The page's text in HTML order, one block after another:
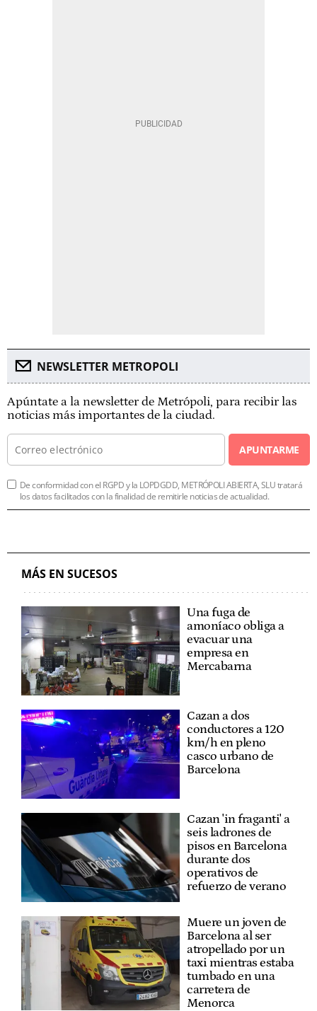
NEWSLETTER METROPOLI
Apúntate a la newsletter de Metrópoli, para recibir las
noticias más importantes de la ciudad.
APUNTARME
De conformidad con el RGPD y la LOPDGDD, METRÓPOLI ABIERTA, SLU tratará
los datos facilitados con la finalidad de remitirle noticias de actualidad.
MÁS EN SUCESOS
Una fuga de
amoníaco obliga a
evacuar una
empresa en
Mercabarna
Cazan a dos
conductores a 120
km/h en pleno
casco urbano de
Barcelona
Cazan 'in fraganti' a
seis ladrones de
pisos en Barcelona
durante dos
operativos de
refuerzo de verano
Muere un joven de
Barcelona al ser
atropellado por un
taxi mientras estaba
tumbado en una
carretera de
Menorca